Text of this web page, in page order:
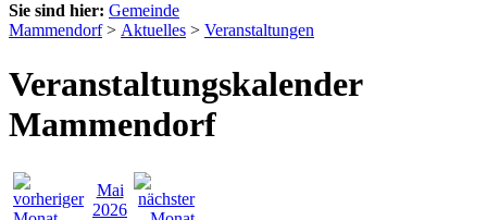
Sie sind hier: Gemeinde
Mammendorf> Aktuelles > Veranstaltungen
Veranstaltungskalender
Mammendorf
Mai
2026